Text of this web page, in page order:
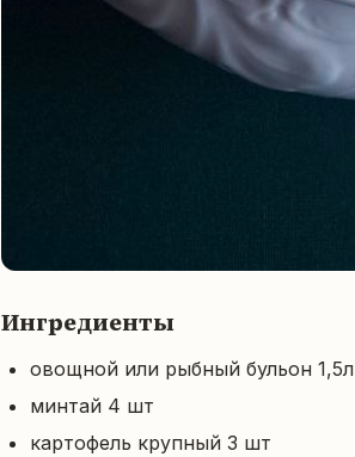
Ингредиенты
овощной или рыбный бульон 1,5л
минтай 4 шт
картофель крупный 3 шт